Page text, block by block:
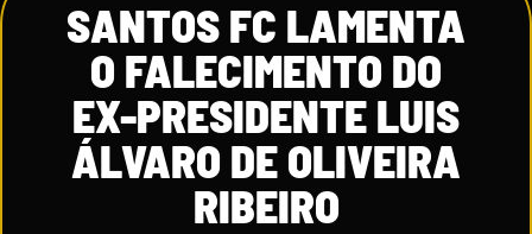
SANTOS FC LAMENTA
O FALECIMENTO DO
EX-PRESIDENTE LUIS
ÁLVARO DE OLIVEIRA
RIBEIRO